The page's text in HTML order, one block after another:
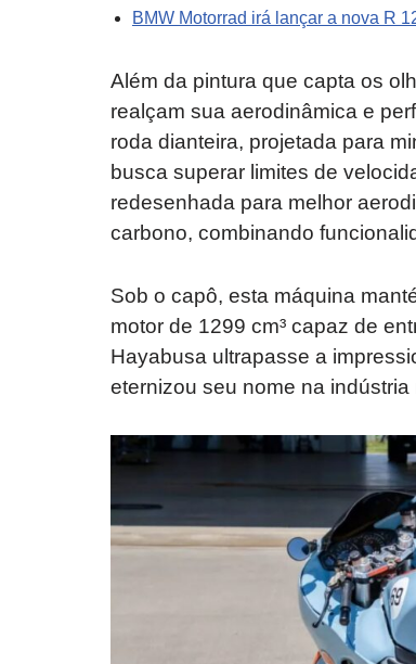
BMW Motorrad irá lançar a nova R
Além da pintura que capta os
realçam sua aerodinâmica e
roda dianteira, projetada para
busca superar limites de
redesenhada para melhor
carbono, combinando
Sob o capô, esta máquina
motor de 1299 cm³ capaz de
Hayabusa ultrapasse a
eternizou seu nome na indústria